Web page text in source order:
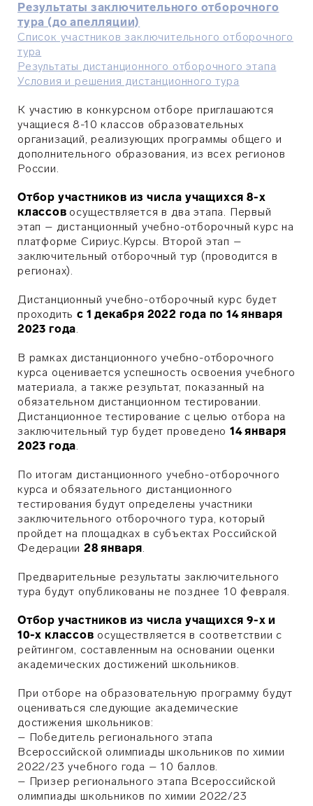
Результаты заключительного отборочного
тура (до апелляции)
Список участников заключительного отборочного
тура
Результаты дистанционного отборочного этапа
Условия и решения дистанционного тура
К участию в конкурсном отборе приглашаются
учащиеся 8-10 классов образовательных
организаций, реализующих программы общего и
дополнительного образования, из всех регионов
России.
Отбор участников из числа учащихся 8-х
классов осуществляется в два этапа. Первый
этап – дистанционный учебно-отборочный курс на
платформе Сириус.Курсы. Второй этап –
заключительный отборочный тур (проводится в
регионах).
Дистанционный учебно-отборочный курс будет
проходитьс 1 декабря 2022 года по 14 января
2023 года.
В рамках дистанционного учебно-отборочного
курса оценивается успешность освоения учебного
материала, а также результат, показанный на
обязательном дистанционном тестировании.
Дистанционное тестирование с целью отбора на
заключительный тур будет проведено 14 января
2023 года.
По итогам дистанционного учебно-отборочного
курса и обязательного дистанционного
тестирования будут определены участники
заключительного отборочного тура, который
пройдет на площадках в субъектах Российской
Федерации28 января.
Предварительные результаты заключительного
тура будут опубликованы не позднее 10 февраля.
Отбор участников из числа учащихся 9-х и
10-х классов осуществляется в соответствии с
рейтингом, составленным на основании оценки
академических достижений школьников.
При отборе на образовательную программу будут
оцениваться следующие академические
достижения школьников:
– Победитель регионального этапа
Всероссийской олимпиады школьников по химии
2022/23 учебного года – 10 баллов.
– Призер регионального этапа Всероссийской
олимпиады школьников по химии 2022/23